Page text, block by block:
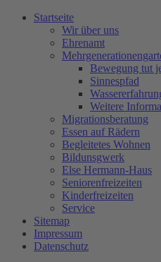
Startseite
Wir über uns
Ehrenamt
Bewegung tut
Sinnespfad
Weitere
Migrationsberatung
Essen auf Rädern
Begleitetes Wohnen
Bildunsgwerk
Else Hermann-Haus
Seniorenfreizeiten
Kinderfreizeiten
Service
Sitemap
Impressum
Datenschutz